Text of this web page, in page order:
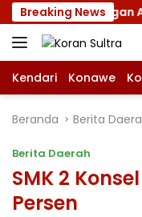
Langsung
ke
konten
Breaking News
XII dengan
Kendari Konawe
Beranda Berita
Berita Daerah
SMK 2
Persen